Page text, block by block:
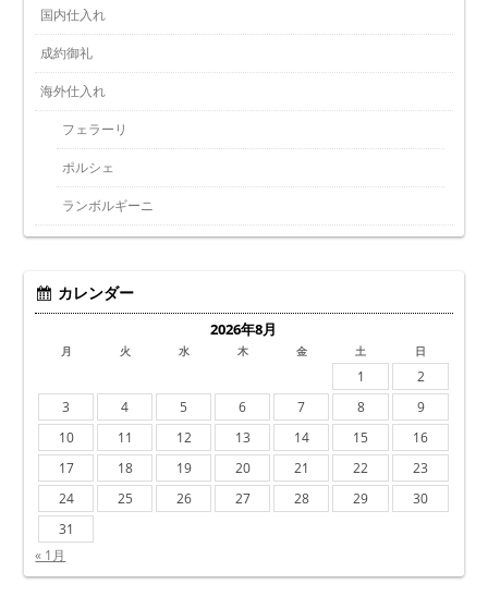
国内仕入れ
成約御礼
海外仕入れ
フェラーリ
ポルシェ
ランボルギーニ
カレンダー
2026年8月
月 火 水 木 金 土 日
1
2
3
4 5 6 7 8
9
10
11 12 13 14 15
16
17
18 19 20 21 22
23
24
25 26 27 28 29
30
31
« 1月